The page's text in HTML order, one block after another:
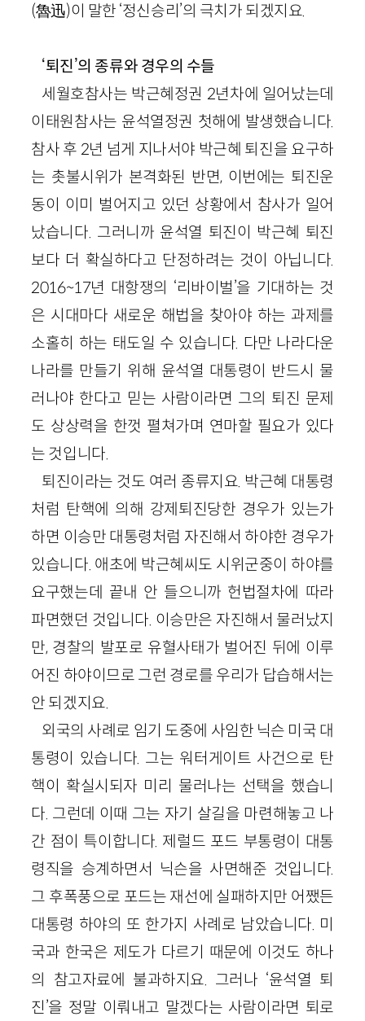
(魯迅)이 말한 ‘정신승리’의 극치가 되겠지요.
‘퇴진’의 종류와 경우의 수들
세월호참사는 박근혜정권 2년차에 일어났는데
이태원참사는 윤석열정권 첫해에 발생했습니다.
참사 후 2년 넘게 지나서야 박근혜 퇴진을 요구하
는 촛불시위가 본격화된 반면, 이번에는 퇴진운
동이 이미 벌어지고 있던 상황에서 참사가 일어
났습니다. 그러니까 윤석열 퇴진이 박근혜 퇴진
보다 더 확실하다고 단정하려는 것이 아닙니다.
2016~17년 대항쟁의 ‘리바이벌’을 기대하는 것
은 시대마다 새로운 해법을 찾아야 하는 과제를
소홀히 하는 태도일 수 있습니다. 다만 나라다운
나라를 만들기 위해 윤석열 대통령이 반드시 물
러나야 한다고 믿는 사람이라면 그의 퇴진 문제
도 상상력을 한껏 펼쳐가며 연마할 필요가 있다
는 것입니다.
퇴진이라는 것도 여러 종류지요. 박근혜 대통령
처럼 탄핵에 의해 강제퇴진당한 경우가 있는가
하면 이승만 대통령처럼 자진해서 하야한 경우가
있습니다. 애초에 박근혜씨도 시위군중이 하야를
요구했는데 끝내 안 들으니까 헌법절차에 따라
파면했던 것입니다. 이승만은 자진해서 물러났지
만, 경찰의 발포로 유혈사태가 벌어진 뒤에 이루
어진 하야이므로 그런 경로를 우리가 답습해서는
안 되겠지요.
외국의 사례로 임기 도중에 사임한 닉슨 미국 대
통령이 있습니다. 그는 워터게이트 사건으로 탄
핵이 확실시되자 미리 물러나는 선택을 했습니
다. 그런데 이때 그는 자기 살길을 마련해놓고 나
간 점이 특이합니다. 제럴드 포드 부통령이 대통
령직을 승계하면서 닉슨을 사면해준 것입니다.
그 후폭풍으로 포드는 재선에 실패하지만 어쨌든
대통령 하야의 또 한가지 사례로 남았습니다. 미
국과 한국은 제도가 다르기 때문에 이것도 하나
의 참고자료에 불과하지요. 그러나 ‘윤석열 퇴
진’을 정말 이뤄내고 말겠다는 사람이라면 퇴로